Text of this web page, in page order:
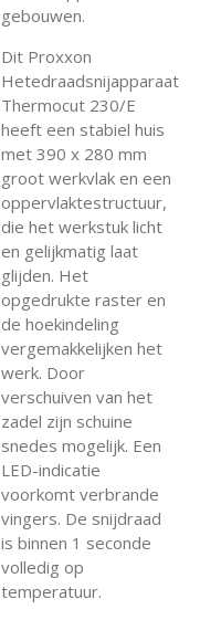
gebouwen.
Dit Proxxon
Hetedraadsnijapparaat
Thermocut 230/E
heeft een stabiel huis
met 390 x 280 mm
groot werkvlak en een
oppervlaktestructuur,
die het werkstuk licht
en gelijkmatig laat
glijden. Het
opgedrukte raster en
de hoekindeling
vergemakkelijken het
werk. Door
verschuiven van het
zadel zijn schuine
snedes mogelijk. Een
LED-indicatie
voorkomt verbrande
vingers. De snijdraad
is binnen 1 seconde
volledig op
temperatuur.